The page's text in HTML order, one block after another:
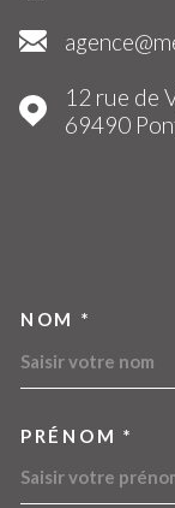
12 rue de
69490
NOM *
PRÉNOM *